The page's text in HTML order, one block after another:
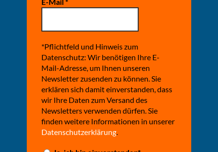
*Pflichtfeld und Hinweis zum
Datenschutz: Wir benötigen Ihre E-
Mail-Adresse, um Ihnen unseren
Newsletter zusenden zu können. Sie
erklären sich damit einverstanden, dass
wir Ihre Daten zum Versand des
Newsletters verwenden dürfen. Sie
finden weitere Informationen in unserer
Datenschutzerklärung.